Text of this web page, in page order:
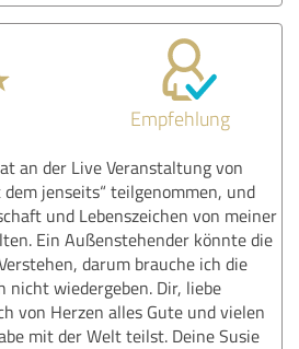
Empfehlung
an der Live Veranstaltung von
jenseits“ teilgenommen, und
und Lebenszeichen von meiner
Ein Außenstehender könnte die
darum brauche ich die
nicht wiedergeben. Dir, liebe
von Herzen alles Gute und vielen
mit der Welt teilst. Deine Susie